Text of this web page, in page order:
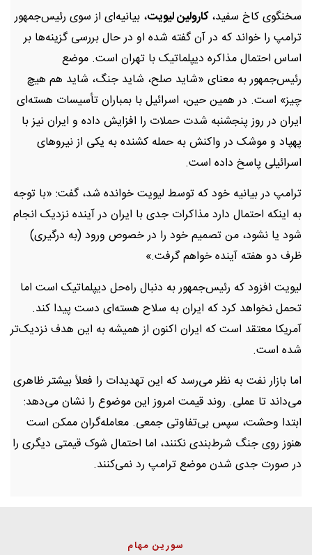
سخنگوی کاخ سفید،کارولین لیویت، بیانیه‌ای از سوی رئیس‌جمهور
ترامپ را خواند که در آن گفته شده او در حال بررسی گزینه‌ها بر
اساس احتمال مذاکره دیپلماتیک با تهران است. موضع
رئیس‌جمهور به معنای «شاید صلح، شاید جنگ، شاید هم هیچ
چیز» است. در همین حین، اسرائیل با بمباران تأسیسات هسته‌ای
ایران در روز پنجشنبه شدت حملات را افزایش داده و ایران نیز با
پهپاد و موشک در واکنش به حمله کشنده به یکی از نیروهای
اسرائیلی پاسخ داده است.
ترامپ در بیانیه خود که توسط لیویت خوانده شد، گفت: «با توجه
به اینکه احتمال دارد مذاکرات جدی با ایران در آینده نزدیک انجام
شود یا نشود، من تصمیم خود را در خصوص ورود (به درگیری)
ظرف دو هفته آینده خواهم گرفت.»
لیویت افزود که رئیس‌جمهور به دنبال راه‌حل دیپلماتیک است اما
تحمل نخواهد کرد که ایران به سلاح هسته‌ای دست پیدا کند.
آمریکا معتقد است که ایران اکنون از همیشه به این هدف نزدیک‌تر
شده است.
اما بازار نفت به نظر می‌رسد که این تهدیدات را فعلاً بیشتر ظاهری
می‌داند تا عملی. روند قیمت امروز این موضوع را نشان می‌دهد:
ابتدا وحشت، سپس بی‌تفاوتی جمعی. معامله‌گران ممکن است
هنوز روی جنگ شرط‌بندی نکنند، اما احتمال شوک قیمتی دیگری را
در صورت جدی شدن موضع ترامپ رد نمی‌کنند.
سورین مهام